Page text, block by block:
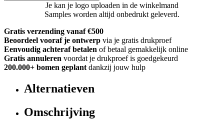
Je kan je logo uploaden in de winkelmand
Samples worden altijd onbedrukt geleverd.
Gratis verzending vanaf €500
Beoordeel vooraf je ontwerp via je gratis drukproef
Eenvoudig achteraf betalen of betaal gemakkelijk online
Gratis annuleren voordat je drukproef is goedgekeurd
200.000+ bomen geplant dankzij jouw hulp
Alternatieven
Omschrijving